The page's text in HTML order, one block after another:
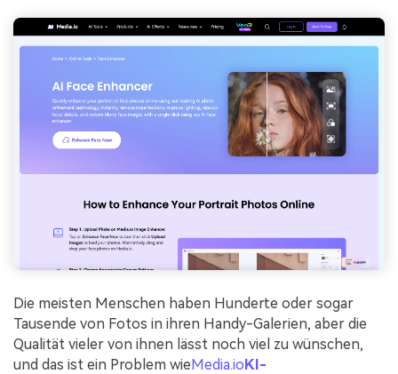
Die meisten Menschen haben Hunderte oder sogar
Tausende von Fotos in ihren Handy-Galerien, aber die
Qualität vieler von ihnen lässt noch viel zu wünschen,
und das ist ein Problem wieMedia.ioKI-